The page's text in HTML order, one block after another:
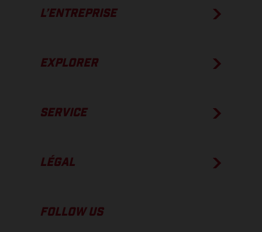
L’ENTREPRISE
EXPLORER
SERVICE
LÉGAL
FOLLOW US